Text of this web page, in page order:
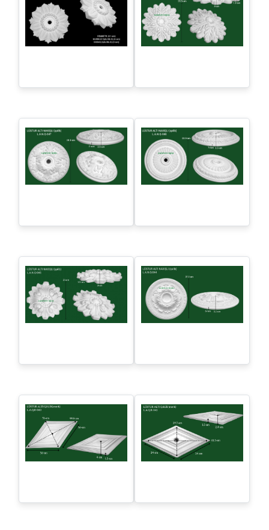
Naxışlı lüstraltı - L.A.N.Q-
Naxışlı lüstraltı - L.A.N.Q-
050
Naxışlı lüstraltı - L.A.N.Q-
049
Naxışlı lüstraltı - L.A.N.Q-
048
Naxışlı lüstraltı - L.A.N.Q-
047
Naxışlı lüstraltı - L.A.N.Q-
046
Naxışlı lüstraltı - L.A.N.Q-
045
Naxışlı lüstraltı - L.A.N.Q-
044